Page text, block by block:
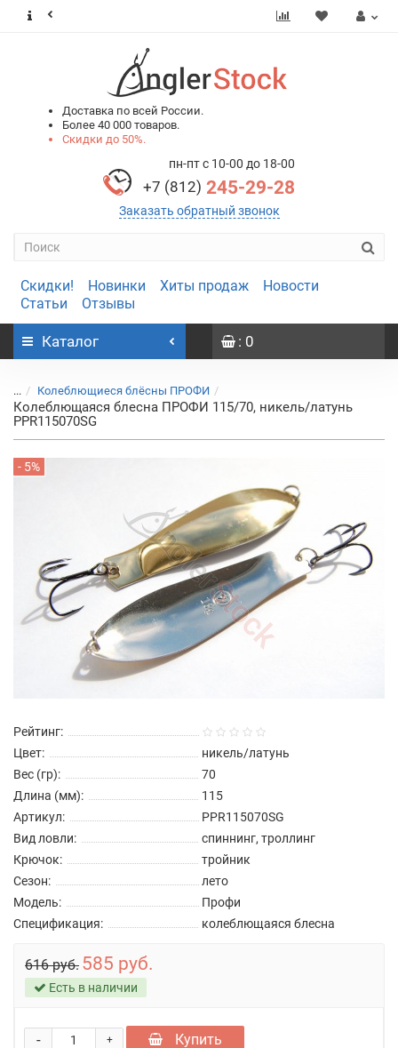
Доставка по всей России.
Более 40 000 товаров.
Скидки до 50%.
пн-пт с 10-00 до 18-00
+7 (812) 245-29-28
Заказать обратный звонок
Скидки! Новинки Хиты продаж
Новости
Статьи
Отзывы
Каталог : 0
... Колеблющиеся блёсны ПРОФИ
Колеблющаяся блесна ПРОФИ 115/70, никель/латунь
PPR115070SG
- 5%
Рейтинг:
Цвет:
никель/латунь
Вес (гр):
70
Длина (мм):
115
Артикул:
PPR115070SG
Вид ловли:
спиннинг, троллинг
Крючок:
тройник
Сезон:
лето
Модель:
Профи
Спецификация:
колеблющаяся блесна
616 руб. 585 руб.
Есть в наличии
+
- Купить